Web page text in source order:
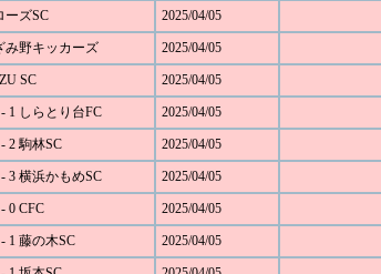
ーズSC 2025/04/05
み野キッカーズ 2025/04/05
SC 2025/04/05
1 しらとり台FC 2025/04/05
2 駒林SC 2025/04/05
3 横浜かもめSC 2025/04/05
0 CFC 2025/04/05
1 藤の木SC 2025/04/05